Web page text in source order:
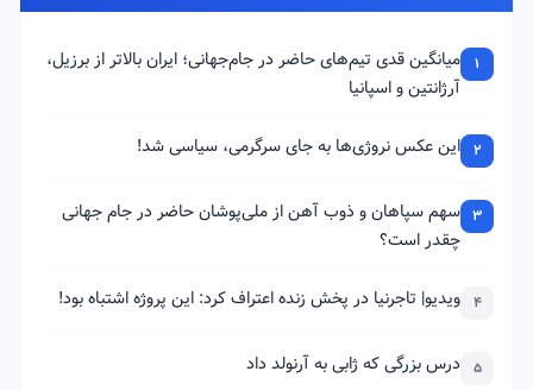
1
میانگین قدی تیم‌های حاضر در جام‌جهانی؛ ایران بالاتر از برزیل،
آرژانتین و اسپانیا
2 این عکس نروژی‌ها به جای سرگرمی، سیاسی شد!
3 سهم سپاهان و ذوب آهن از ملی‌پوشان حاضر در جام جهانی
چقدر است؟
4 ویدیو| تاجرنیا در پخش زنده اعتراف کرد: این پروژه اشتباه بود!
5 درس بزرگی که ژابی به آرنولد داد